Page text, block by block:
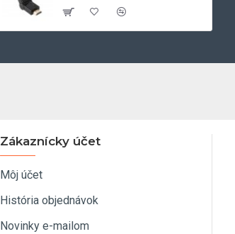
Zákaznícky účet
Môj účet
História objednávok
Novinky e-mailom